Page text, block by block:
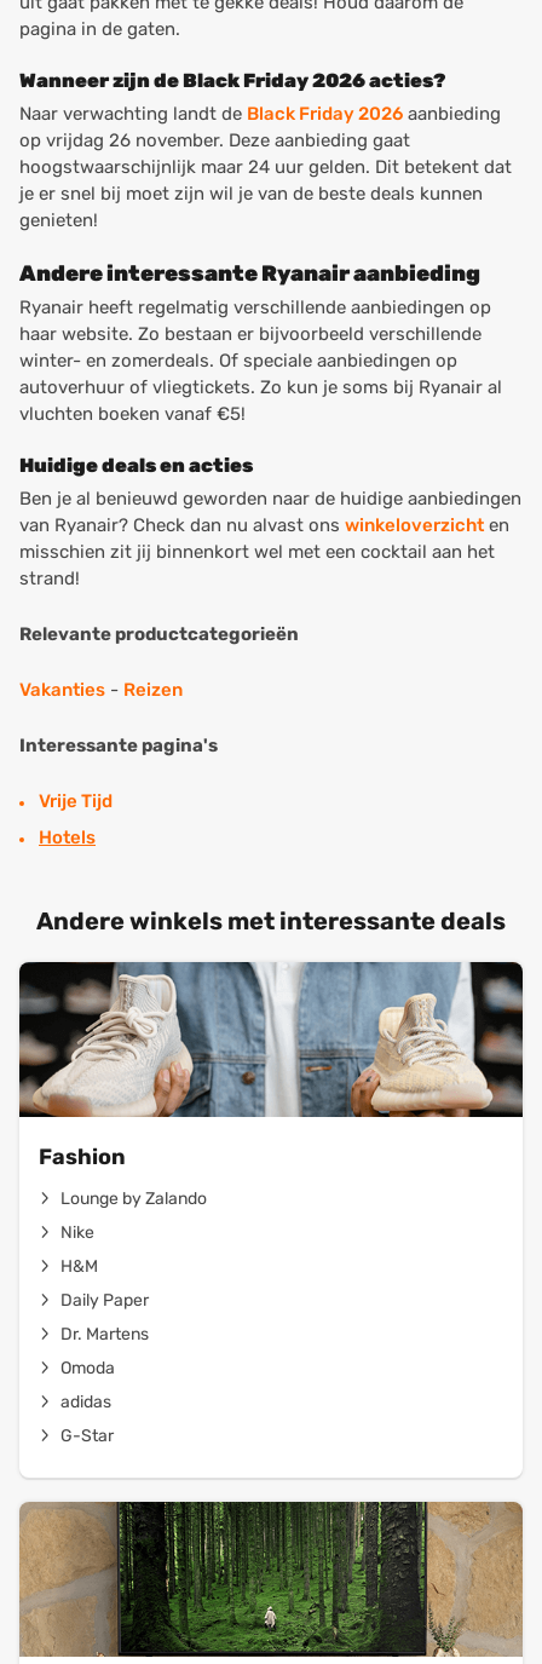
pagina in de gaten.
Wanneer zijn de Black Friday 2026 acties?
Naar verwachting landt de Black Friday 2026 aanbieding
op vrijdag 26 november. Deze aanbieding gaat
hoogstwaarschijnlijk maar 24 uur gelden. Dit betekent dat
je er snel bij moet zijn wil je van de beste deals kunnen
genieten!
Andere interessante Ryanair aanbieding
Ryanair heeft regelmatig verschillende aanbiedingen op
haar website. Zo bestaan er bijvoorbeeld verschillende
winter- en zomerdeals. Of speciale aanbiedingen op
autoverhuur of vliegtickets. Zo kun je soms bij Ryanair al
vluchten boeken vanaf €5!
Huidige deals en acties
Ben je al benieuwd geworden naar de huidige aanbiedingen
van Ryanair? Check dan nu alvast ons winkeloverzicht en
misschien zit jij binnenkort wel met een cocktail aan het
strand!
Relevante productcategorieën
Vakanties - Reizen
Interessante pagina's
Vrije Tijd
Hotels
Andere winkels met interessante deals
Fashion
Lounge by Zalando
Nike
H&M
Daily Paper
Dr. Martens
Omoda
adidas
G-Star